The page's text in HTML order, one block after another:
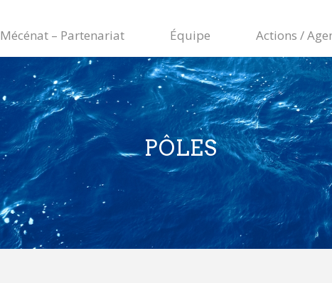
Mécénat – Partenariat Équipe Actions /
PÔLES